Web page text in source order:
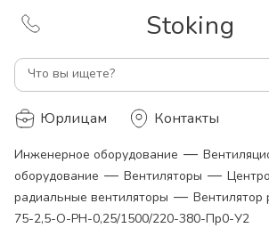
Stoking
Что вы ищете?
Юрлицам Контакты
Инженерное оборудование —
оборудование — Вентиляторы —
радиальные вентиляторы —
75-2,5-О-РН-0,25/1500/220-380-Пр0-У2